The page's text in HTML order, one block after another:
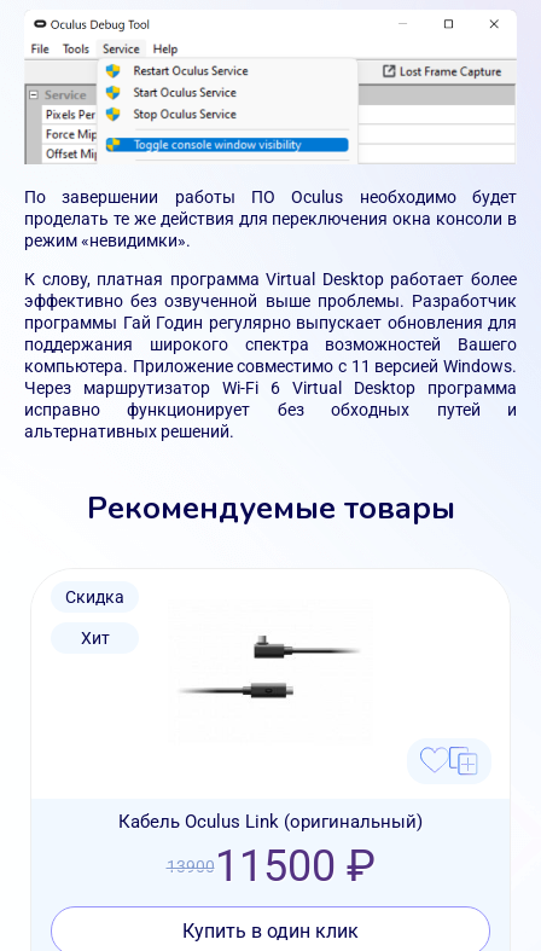
По завершении работы ПО Oculus необходимо будет
проделать те же действия для переключения окна консоли в
режим «невидимки».
К слову, платная программа Virtual Desktop работает более
эффективно без озвученной выше проблемы. Разработчик
программы Гай Годин регулярно выпускает обновления для
поддержания широкого спектра возможностей Вашего
компьютера. Приложение совместимо с 11 версией Windows.
Через маршрутизатор Wi-Fi 6 Virtual Desktop программа
исправно функционирует без обходных путей и
альтернативных решений.
Рекомендуемые товары
Скидка
Хит
Кабель Oculus Link (оригинальный)
1390011500 ₽
Купить в один клик